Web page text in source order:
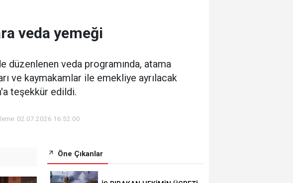
veda yemeği
düzenlenen veda programında, atama
ve kaymakamlar ile emekliye ayrılacak
teşekkür edildi.
02.07.2026 16:52:00
Öne Çıkanlar